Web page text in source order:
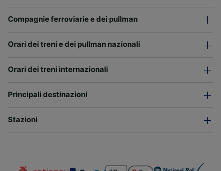
Compagnie ferroviarie e dei pullman
Orari dei treni e dei pullman nazionali
Orari dei treni internazionali
Principali destinazioni
Stazioni